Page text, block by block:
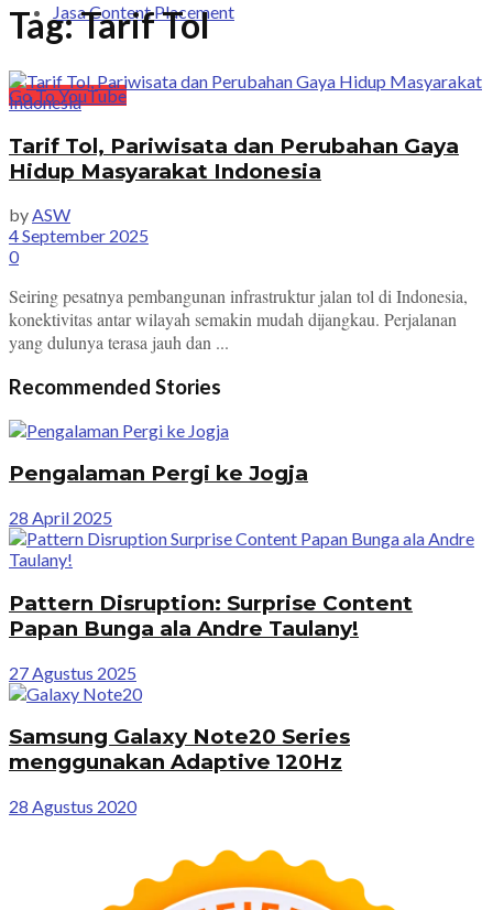
Jasa Content Placement
Go To YouTube
Tag:Tarif Tol
Tarif Tol, Pariwisata dan Perubahan Gaya
Hidup Masyarakat Indonesia
byASW
4 September 2025
0
Seiring pesatnya pembangunan infrastruktur jalan tol di Indonesia,
konektivitas antar wilayah semakin mudah dijangkau. Perjalanan
yang dulunya terasa jauh dan ...
Recommended Stories
Pengalaman Pergi ke Jogja
28 April 2025
Pattern Disruption: Surprise Content
Papan Bunga ala Andre Taulany!
27 Agustus 2025
Samsung Galaxy Note20 Series
menggunakan Adaptive 120Hz
28 Agustus 2020